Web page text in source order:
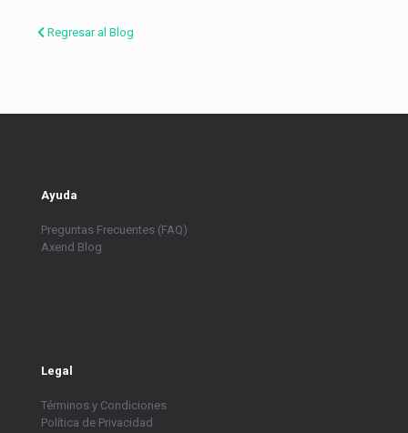
Regresar al Blog
Ayuda
Preguntas Frecuentes (FAQ)
Axend Blog
Legal
Términos y Condiciones
Política de Privacidad